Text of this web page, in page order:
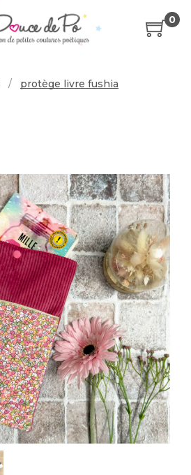
0
/ protège livre fushia